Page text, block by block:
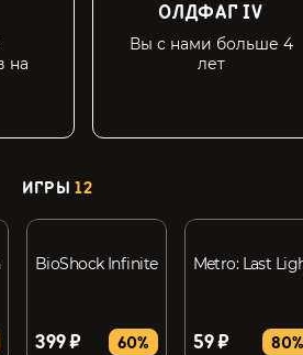
на
ОЛДФАГ IV
Вы с нами больше 4
лет
ИГРЫ 12
BioShock Infinite
399 ₽ 60%
Metro: Last
59 ₽